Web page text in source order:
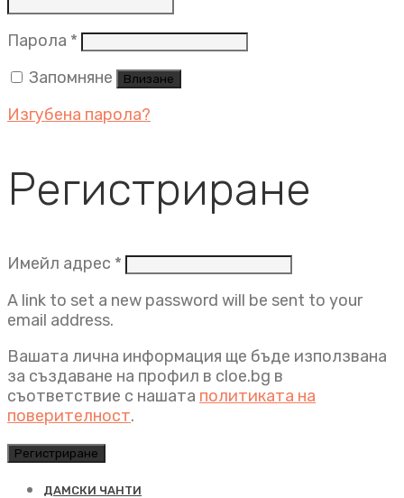
Парола * Задължително
Запомняне
Влизане
Изгубена парола?
Регистриране
Имейл адрес * Задължително
A link to set a new password will be sent to your
email address.
Вашата лична информация ще бъде използвана
за създаване на профил в cloe.bg в
съответствие с нашата политиката на
поверителност.
Регистриране
ДАМСКИ ЧАНТИ